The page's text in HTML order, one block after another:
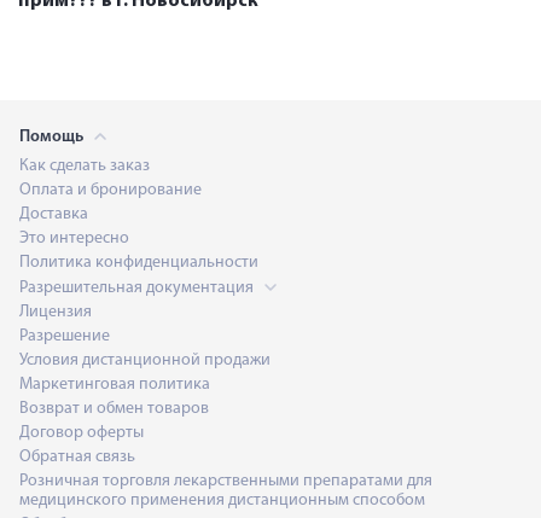
Помощь
Как сделать заказ
Оплата и бронирование
Доставка
Это интересно
Политика конфиденциальности
Разрешительная документация
Лицензия
Разрешение
Условия дистанционной продажи
Маркетинговая политика
Возврат и обмен товаров
Договор оферты
Обратная связь
Розничная торговля лекарственными препаратами для
медицинского применения дистанционным способом